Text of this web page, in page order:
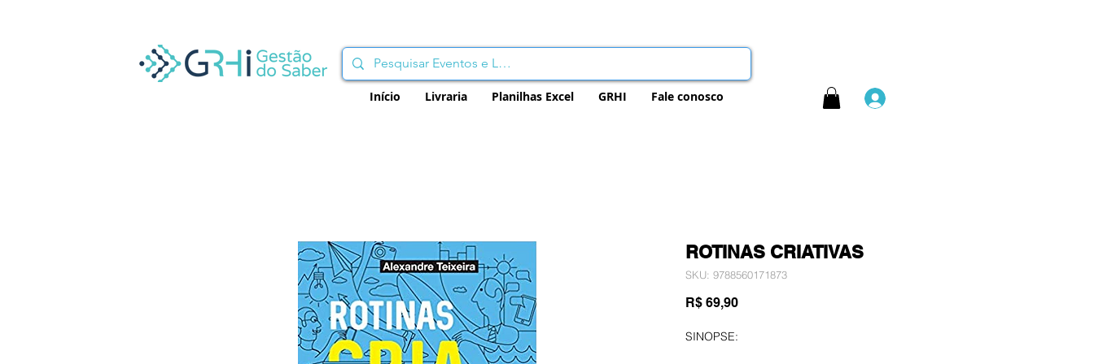
Início Livraria Planilhas Excel GRHI Fale conosco
ROTINAS CRIATIVAS
SKU: 9788560171873
R$ 69,90Preço
SINOPSE: